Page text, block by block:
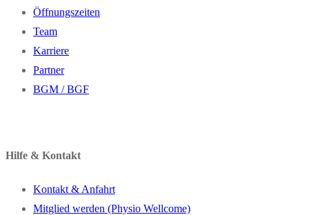
Öffnungszeiten
Team
Karriere
Partner
BGM / BGF
Hilfe & Kontakt
Kontakt & Anfahrt
Mitglied werden (Physio Wellcome)